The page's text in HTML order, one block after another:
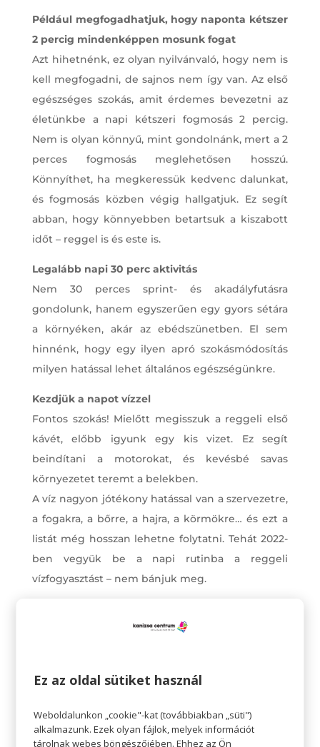
Például megfogadhatjuk, hogy naponta kétszer
2 percig mindenképpen mosunk fogat
Azt hihetnénk, ez olyan nyilvánvaló, hogy nem is
kell megfogadni, de sajnos nem így van. Az első
egészséges szokás, amit érdemes bevezetni az
életünkbe a napi kétszeri fogmosás 2 percig.
Nem is olyan könnyű, mint gondolnánk, mert a 2
perces fogmosás meglehetősen hosszú.
Könnyíthet, ha megkeressük kedvenc dalunkat,
és fogmosás közben végig hallgatjuk. Ez segít
abban, hogy könnyebben betartsuk a kiszabott
időt – reggel is és este is.
Legalább napi 30 perc aktivitás
Nem 30 perces sprint- és akadályfutásra
gondolunk, hanem egyszerűen egy gyors sétára
a környéken, akár az ebédszünetben. El sem
hinnénk, hogy egy ilyen apró szokásmódosítás
milyen hatással lehet általános egészségünkre.
Kezdjük a napot vízzel
Fontos szokás! Mielőtt megisszuk a reggeli első
kávét, előbb igyunk egy kis vizet. Ez segít
beindítani a motorokat, és kevésbé savas
környezetet teremt a belekben.
A víz nagyon jótékony hatással van a szervezetre,
a fogakra, a bőrre, a hajra, a körmökre… és ezt a
listát még hosszan lehetne folytatni. Tehát 2022-
ben vegyük be a napi rutinba a reggeli
vízfogyasztást – nem bánjuk meg.
Ez az oldal sütiket használ
Weboldalunkon „cookie"-kat (továbbiakban „süti")
alkalmazunk. Ezek olyan fájlok, melyek információt
tárolnak webes böngészőjében. Ehhez az Ön